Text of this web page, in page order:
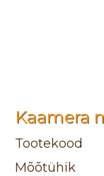
Kaamera
Tootekood
Mõõtühik